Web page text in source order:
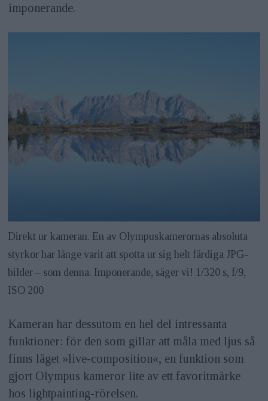
imponerande.
Direkt ur kameran. En av Olympuskamerornas absoluta
styrkor har länge varit att spotta ur sig helt färdiga JPG-
bilder – som denna. Imponerande, säger vi! 1/320 s, f/9,
ISO 200
Kameran har dessutom en hel del intressanta
funktioner: för den som gillar att måla med ljus så
finns läget »live-composition«, en funktion som
gjort Olympus kameror lite av ett favoritmärke
hos lightpainting-rörelsen.